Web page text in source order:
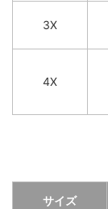
3X
4X
サイズ